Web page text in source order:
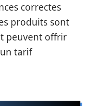
correctes
produits sont
peuvent offrir
tarif